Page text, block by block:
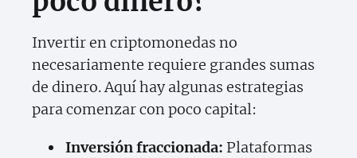
Invertir en criptomonedas no
necesariamente requiere grandes sumas
de dinero. Aquí hay algunas estrategias
para comenzar con poco capital:
Inversión fraccionada: Plataformas